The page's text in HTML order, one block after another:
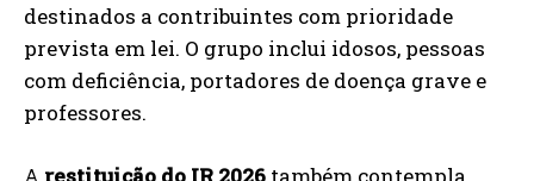
destinados a contribuintes com prioridade
prevista em lei. O grupo inclui idosos, pessoas
com deficiência, portadores de doença grave e
professores.
A restituição do IR 2026 também contempla